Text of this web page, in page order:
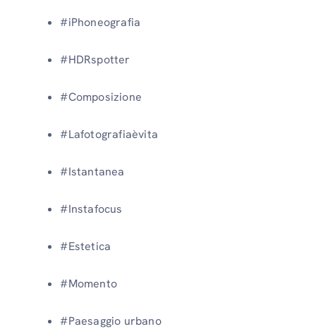
#iPhoneografia
#HDRspotter
#Composizione
#Lafotografiaèvita
#Istantanea
#Instafocus
#Estetica
#Momento
#Paesaggio urbano